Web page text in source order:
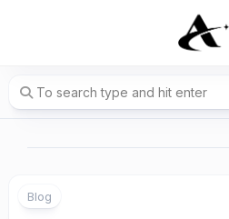
Blog